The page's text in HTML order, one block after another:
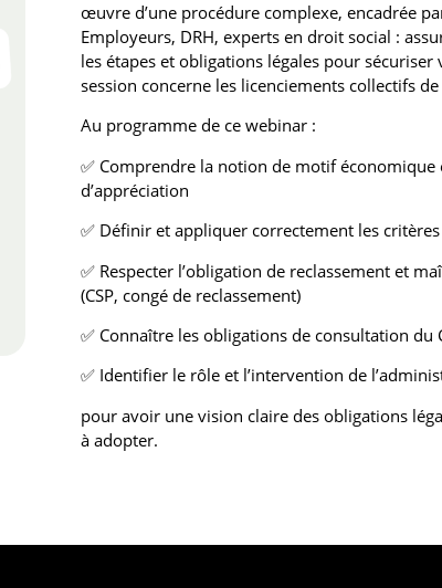
œuvre d’une procédure complexe, encadrée
Employeurs, DRH, experts en droit social :
les étapes et obligations légales pour sécuriser
session concerne les licenciements collectifs
Au programme de ce webinar :
✅ Comprendre la notion de motif
d’appréciation
✅ Définir et appliquer correctement les
✅ Respecter l’obligation de reclassement et
(CSP, congé de reclassement)
✅ Connaître les obligations de consultation du
✅ Identifier le rôle et l’intervention de
pour avoir une vision claire des obligations
à adopter.